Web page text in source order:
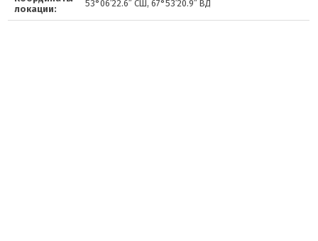
локации:
53°06′22.6″ СШ, 67°53′20.9″ ВД